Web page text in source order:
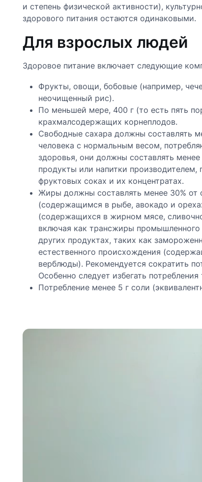
и степень физической активности),
здорового питания остаются одинаковыми.
Для взрослых людей
Здоровое питание включает следующие
Фрукты, овощи, бобовые (например,
неочищенный рис).
По меньшей мере, 400 г (то есть пять
крахмалсодержащих корнеплодов.
Свободные сахара должны составлять
человека с нормальным весом,
здоровья, они должны составлять
продукты или напитки
фруктовых соках и их концентратах.
Жиры должны составлять менее 30% от
(содержащимся в рыбе, авокадо и
(содержащихся в жирном мясе,
включая как трансжиры промышленного
других продуктах, таких как
естественного происхождения
верблюды). Рекомендуется сократить
Особенно следует избегать
Потребление менее 5 г соли